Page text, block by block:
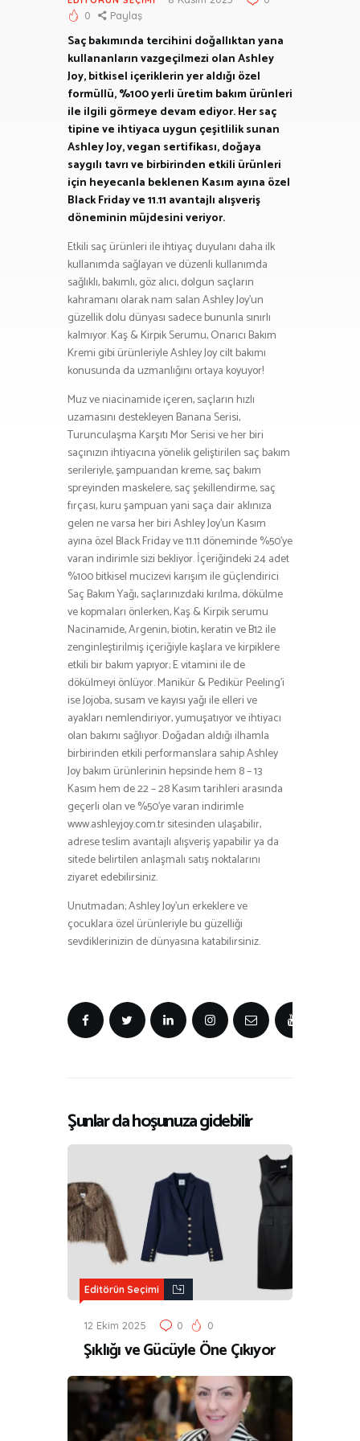
0
Paylaş
Saç bakımında tercihini doğallıktan yana
kullananların vazgeçilmezi olan Ashley
Joy, bitkisel içeriklerin yer aldığı özel
formüllü, %100 yerli üretim bakım ürünleri
ile ilgili görmeye devam ediyor. Her saç
tipine ve ihtiyaca uygun çeşitlilik sunan
Ashley Joy, vegan sertifikası, doğaya
saygılı tavrı ve birbirinden etkili ürünleri
için heyecanla beklenen Kasım ayına özel
Black Friday ve 11.11 avantajlı alışveriş
döneminin müjdesini veriyor.
Etkili saç ürünleri ile ihtiyaç duyulanı daha ilk
kullanımda sağlayan ve düzenli kullanımda
sağlıklı, bakımlı, göz alıcı, dolgun saçların
kahramanı olarak nam salan Ashley Joy’un
güzellik dolu dünyası sadece bununla sınırlı
kalmıyor. Kaş & Kirpik Serumu, Onarıcı Bakım
Kremi gibi ürünleriyle Ashley Joy cilt bakımı
konusunda da uzmanlığını ortaya koyuyor!
Muz ve niacinamide içeren, saçların hızlı
uzamasını destekleyen Banana Serisi,
Turunculaşma Karşıtı Mor Serisi ve her biri
saçınızın ihtiyacına yönelik geliştirilen saç bakım
serileriyle, şampuandan kreme, saç bakım
spreyinden maskelere, saç şekillendirme, saç
fırçası, kuru şampuan yani saça dair aklınıza
gelen ne varsa her biri Ashley Joy’un Kasım
ayına özel Black Friday ve 11.11 döneminde %50’ye
varan indirimle sizi bekliyor. İçeriğindeki 24 adet
%100 bitkisel mucizevi karışım ile güçlendirici
Saç Bakım Yağı, saçlarınızdaki kırılma, dökülme
ve kopmaları önlerken, Kaş & Kirpik serumu
Nacinamide, Argenin, biotin, keratin ve B12 ile
zenginleştirilmiş içeriğiyle kaşlara ve kirpiklere
etkili bir bakım yapıyor; E vitamini ile de
dökülmeyi önlüyor. Manikür & Pedikür Peeling’i
ise Jojoba, susam ve kayısı yağı ile elleri ve
ayakları nemlendiriyor, yumuşatıyor ve ihtiyacı
olan bakımı sağlıyor. Doğadan aldığı ilhamla
birbirinden etkili performanslara sahip Ashley
Joy bakım ürünlerinin hepsinde hem 8 – 13
Kasım hem de 22 – 28 Kasım tarihleri arasında
geçerli olan ve %50’ye varan indirimle
www.ashleyjoy.com.tr sitesinden ulaşabilir,
adrese teslim avantajlı alışveriş yapabilir ya da
sitede belirtilen anlaşmalı satış noktalarını
ziyaret edebilirsiniz.
Unutmadan; Ashley Joy’un erkeklere ve
çocuklara özel ürünleriyle bu güzelliği
sevdiklerinizin de dünyasına katabilirsiniz.
Şunlar da hoşunuza gidebilir
Editörün Seçimi
12 Ekim 2025 0 0
Şıklığı ve Gücüyle Öne Çıkıyor